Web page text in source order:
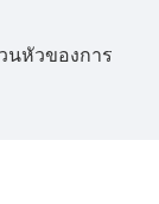
นหัวของการ